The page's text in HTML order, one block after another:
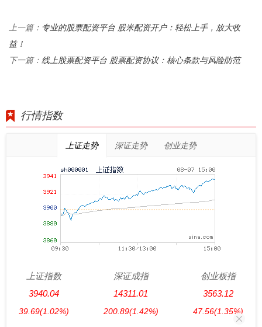
上一篇： 专业的股票配资平台 股米配资开户：轻松上手，放大收
益！
下一篇： 线上股票配资平台 股票配资协议：核心条款与风险防范
行情指数
上证走势 深证走势 创业走势
上证指数
3940.04
39.69(1.02%)
深证成指
14311.01
200.89(1.42%)
创业板指
3563.12
47.56(1.35%)